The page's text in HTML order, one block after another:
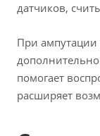
датчиков,
При ампутации
помогает
расширяет